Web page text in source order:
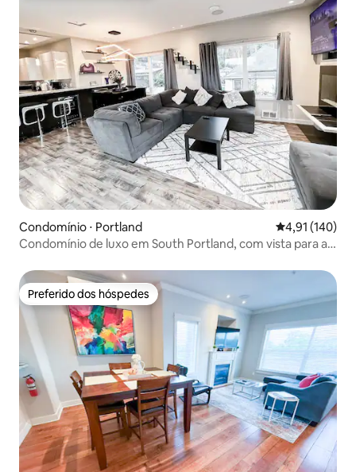
Condomínio ⋅ Portland 4,91 de uma
4,91 (140)
Condomínio de luxo em South Portland, com vista para a
Preferido dos hóspedes
Preferido dos hóspedes